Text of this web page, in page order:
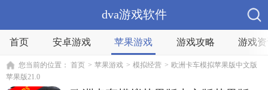
dva游戏软件
首页 安卓游戏 苹果游戏 游戏攻略 游戏
您当前的位置： 首页 > 苹果游戏 > 模拟经营 > 欧洲卡车模拟苹果版中文版
苹果版21.0